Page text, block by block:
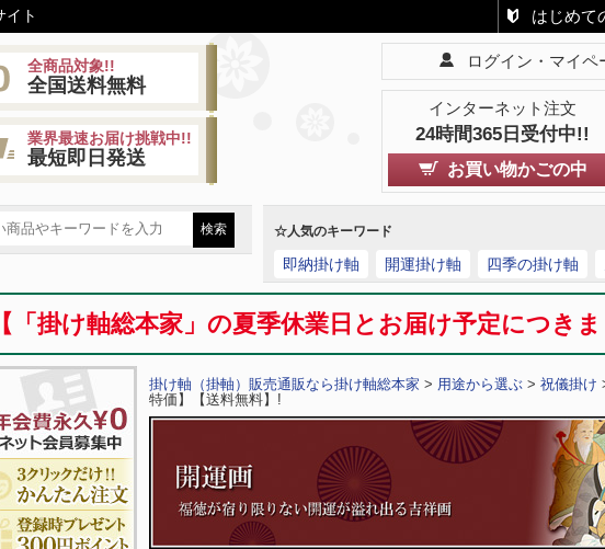
イト はじめて
全商品対象!!
全国送料無料
業界最速お届け挑戦中!!
最短即日発送
ログイン・マイペ
インターネット注文
24時間365日受付中!!
お買い物かごの中
☆人気のキーワード
即納掛け軸 開運掛け軸 四季の掛け軸
【「掛け軸総本家」の夏季休業日とお届け予定につ
掛け軸（掛軸）販売通販なら掛け軸総本家 > 用途から選ぶ > 祝儀掛け
特価】【送料無料】!